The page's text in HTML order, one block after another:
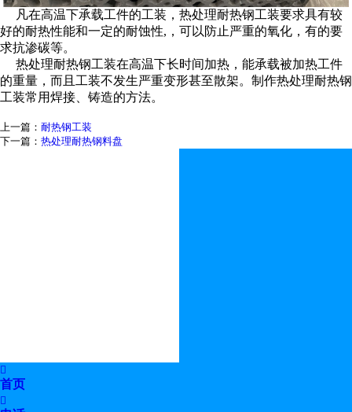
荣誉资质
凡在高温下承载工件的工装，热处理耐热钢工装要求具有较
好的耐热性能和一定的耐蚀性,，可以防止严重的氧化，有的要
求抗渗碳等。
热处理耐热钢工装在高温下长时间加热，能承载被加热工件
的重量，而且工装不发生严重变形甚至散架。 制作热处理耐热钢
工装常用焊接、铸造的方法。
上一篇： 耐热钢工装
下一篇： 热处理耐热钢料盘

首页
